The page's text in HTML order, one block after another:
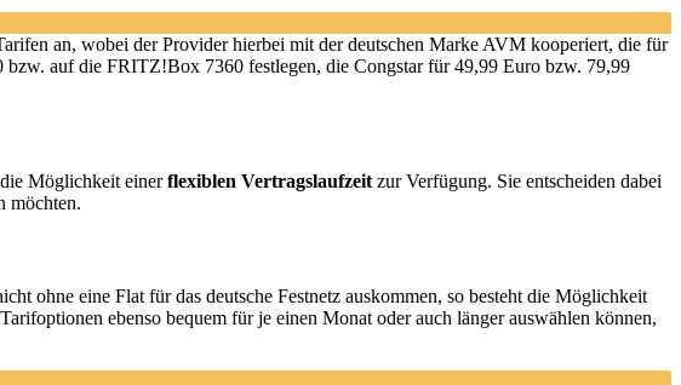
an, wobei der Provider hierbei mit der deutschen Marke AVM kooperiert, die für
auf die FRITZ!Box 7360 festlegen, die Congstar für 49,99 Euro bzw. 79,99
Möglichkeit einerflexiblen Vertragslaufzeit zur Verfügung. Sie entscheiden dabei
möchten.
ohne eine Flat für das deutsche Festnetz auskommen, so besteht die Möglichkeit
ebenso bequem für je einen Monat oder auch länger auswählen können,